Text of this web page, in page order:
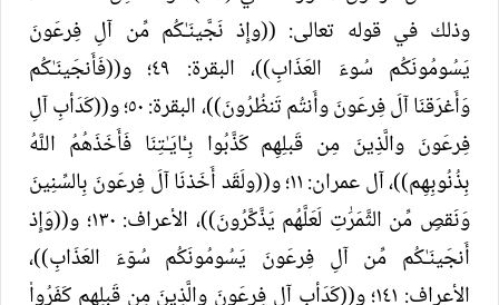
وذلك في قوله تعالى: ((وإِذ نَجَّینَـٰكُم مِّن آلِ فِرعَونَ
يَسُومُونَكُم سُوءَ العَذَابِ))، البقرة: ٤٩؛ و((فَأَنجَینَـٰكُم
وَأَغرَقنَا آلَ فِرعَونَ وأَنتُم تَنظُرُونَ))، البقرة: ٥٠؛ و((كَدَأبِ آلِ
فِرعَونَ والَّذِينَ مِن قَبلِهِم كَذَّبُوا بِـَٔایَـٰتِنَا فَأَخَذَهُمُ اللَّهُ
بِذُنُوبِهِم))، آل عمران: ١١؛ و((ولَقَد أَخَذنَا آلَ فِرعَونَ بِالسِّنِینَ
وَنَقصࣲ مِّن الثَّمَرَٰ⁠تِ لَعَلَّهُم یَذَّكَّرُونَ))، الأعراف: ١٣٠؛ و((وَإِذ
أَنجَینَـٰكُم مِّن آلِ فِرعَونَ يَسُومُونَكُم سُوۤءَ العَذَابِ))،
الأعراف: ١٤١؛ و((كَدَأبِ آلِ فِرعَونَ والَّذِينَ مِن قَبلِهِم كَفَرُوا۟